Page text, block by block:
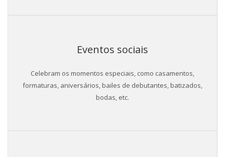
Eventos sociais
Celebram os momentos especiais, como casamentos,
formaturas, aniversários, bailes de debutantes, batizados,
bodas, etc.